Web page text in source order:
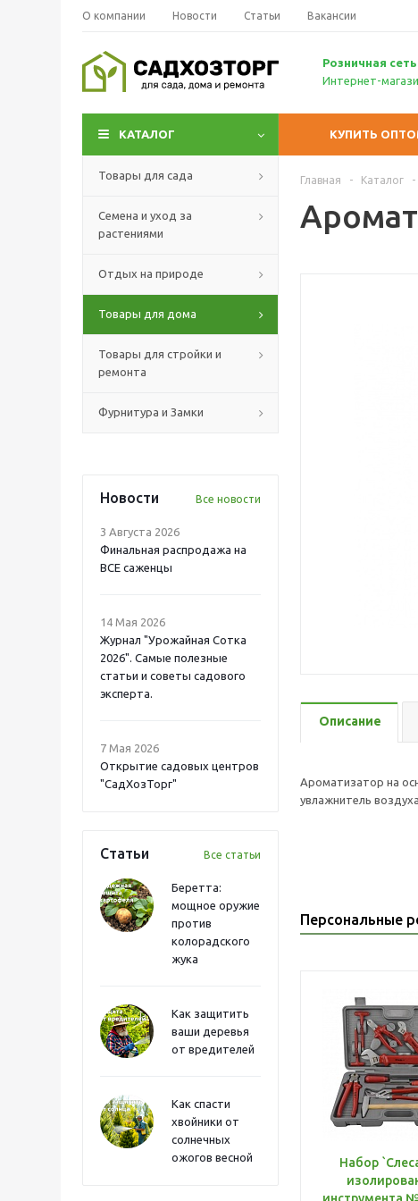
О компании Новости Статьи Вакансии
Розничная сеть
Интернет-
КАТАЛОГ КУПИТЬ
Товары для сада
Семена и уход за
растениями
Отдых на природе
Товары для дома
Товары для стройки и
ремонта
Фурнитура и Замки
Новости Все новости
3 Августа 2026
Финальная распродажа на
ВСЕ саженцы
14 Мая 2026
Журнал "Урожайная Сотка
2026". Самые полезные
статьи и советы садового
эксперта.
7 Мая 2026
Открытие садовых центров
"СадХозТорг"
Статьи Все статьи
Беретта:
мощное оружие
против
колорадского
жука
Как защитить
ваши деревья
от вредителей
Как спасти
хвойники от
солнечных
ожогов весной
Главная - Каталог -
Описание
Ароматизатор на
увлажнитель
Персональные
Набор